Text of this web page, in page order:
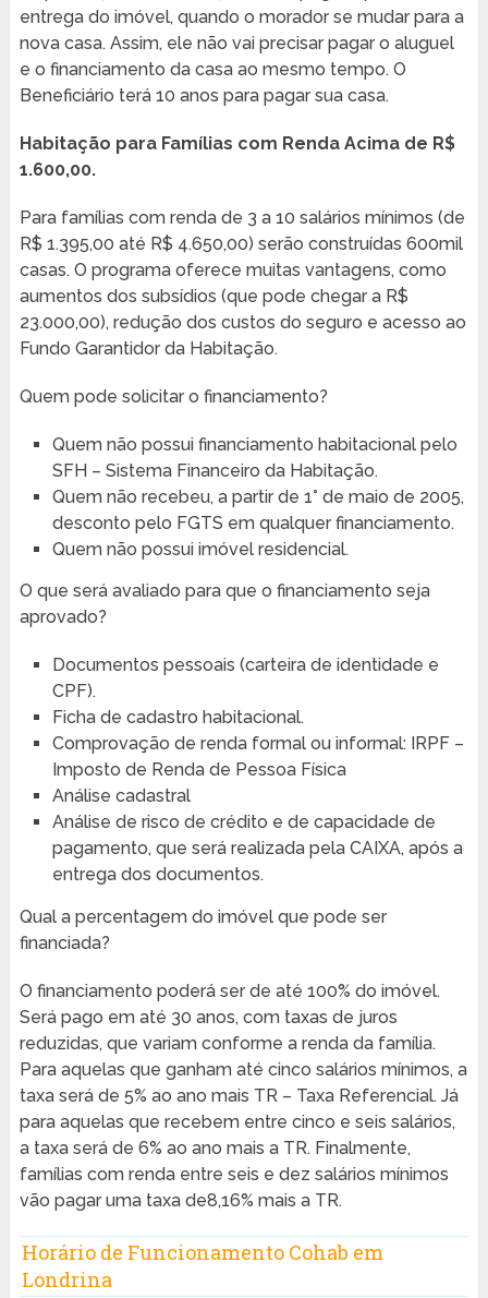
entrega do imóvel, quando o morador se mudar para a
nova casa. Assim, ele não vai precisar pagar o aluguel
e o financiamento da casa ao mesmo tempo. O
Beneficiário terá 10 anos para pagar sua casa.
Habitação para Famílias com Renda Acima de R$
1.600,00.
Para famílias com renda de 3 a 10 salários mínimos (de
R$ 1.395,00 até R$ 4.650,00) serão construídas 600mil
casas. O programa oferece muitas vantagens, como
aumentos dos subsídios (que pode chegar a R$
23.000,00), redução dos custos do seguro e acesso ao
Fundo Garantidor da Habitação.
Quem pode solicitar o financiamento?
Quem não possui financiamento habitacional pelo
SFH – Sistema Financeiro da Habitação.
Quem não recebeu, a partir de 1° de maio de 2005,
desconto pelo FGTS em qualquer financiamento.
Quem não possui imóvel residencial.
O que será avaliado para que o financiamento seja
aprovado?
Documentos pessoais (carteira de identidade e
CPF).
Ficha de cadastro habitacional.
Comprovação de renda formal ou informal: IRPF –
Imposto de Renda de Pessoa Física
Análise cadastral
Análise de risco de crédito e de capacidade de
pagamento, que será realizada pela CAIXA, após a
entrega dos documentos.
Qual a percentagem do imóvel que pode ser
financiada?
O financiamento poderá ser de até 100% do imóvel.
Será pago em até 30 anos, com taxas de juros
reduzidas, que variam conforme a renda da família.
Para aquelas que ganham até cinco salários mínimos, a
taxa será de 5% ao ano mais TR – Taxa Referencial. Já
para aquelas que recebem entre cinco e seis salários,
a taxa será de 6% ao ano mais a TR. Finalmente,
famílias com renda entre seis e dez salários mínimos
vão pagar uma taxa de8,16% mais a TR.
Horário de Funcionamento Cohab em
Londrina